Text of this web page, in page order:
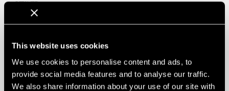
This website uses cookies
We use cookies to personalise content and ads, to
provide social media features and to analyse our traffic.
We also share information about your use of our site with
DETALJER
Foto: Pawel Klein
Produkt: Träpaneler
Produkt: Specialperforerade akustikpaneler
Fanér: Ek